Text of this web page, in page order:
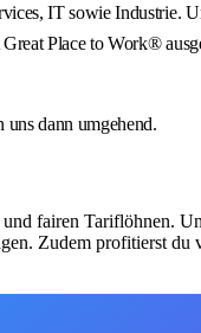
IT sowie Industrie.
Place to Work®
dann umgehend.
fairen Tariflöhnen.
Zudem profitierst du